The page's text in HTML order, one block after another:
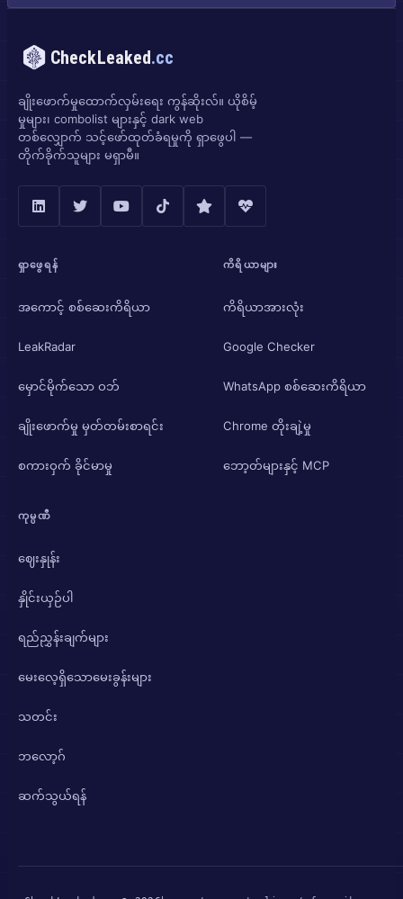
CheckLeaked.cc
ချိုးဖောက်မှုထောက်လှမ်းရေး ကွန်ဆိုးလ်။ ယိုစိမ့်
မှုများ၊ combolist များနှင့် dark web
တစ်လျှောက် သင့်ဖော်ထုတ်ခံရမှုကို ရှာဖွေပါ —
တိုက်ခိုက်သူများ မရှာမီ။
ရှာဖွေရန်
အကောင့် စစ်ဆေးကိရိယာ
LeakRadar
မှောင်မိုက်သော ဝဘ်
ချိုးဖောက်မှု မှတ်တမ်းစာရင်း
စကားဝှက် ခိုင်မာမှု
ကိရိယာများ
ကိရိယာအားလုံး
Google Checker
WhatsApp စစ်ဆေးကိရိယာ
Chrome တိုးချဲ့မှု
ဘော့တ်များနှင့် MCP
ကုမ္ပဏီ
ဈေးနှုန်း
နှိုင်းယှဉ်ပါ
ရည်ညွှန်းချက်များ
မေးလေ့ရှိသောမေးခွန်းများ
သတင်း
ဘလော့ဂ်
ဆက်သွယ်ရန်